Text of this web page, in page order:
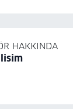
HAKKINDA